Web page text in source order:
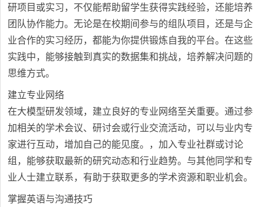
研项目或实习，不仅能帮助留学生获得实践经验，还能培养
团队协作能力。无论是在校期间参与的组队项目，还是与企
业合作的实习经历，都能为你提供锻炼自我的平台。在这些
实践中，能够接触到真实的数据集和挑战，培养解决问题的
思维方式。
建立专业网络
在大模型研发领域，建立良好的专业网络至关重要。通过参
加相关的学术会议、研讨会或行业交流活动，可以与业内专
家进行互动，增加自己的能见度。，加入专业社群或讨论
组，能够获取最新的研究动态和行业趋势。与其他同学和专
业人士建立联系，有助于获取更多的学术资源和职业机会。
掌握英语与沟通技巧